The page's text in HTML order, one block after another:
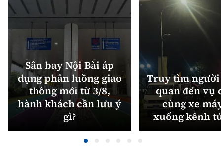
Sân bay Nội Bài áp
dụng phân luồng giao
thông mới từ 3/8,
hành khách cần lưu ý
gì?
Truy tìm
quan đến vụ
cùng xe
xuống kênh